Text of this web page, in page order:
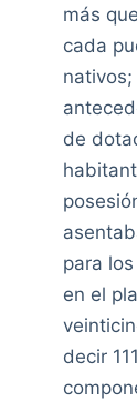
más
cada
de
posesión de las
para
en el
decir